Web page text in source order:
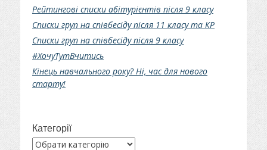
Рейтингові списки абітурієнтів після 9 класу
Списки груп на співбесіду після 11 класу та КР
Списки груп на співбесіду після 9 класу
#ХочуТутВчитись
Кінець навчального року? Ні, час для нового
старту!
Категорії
Категорії